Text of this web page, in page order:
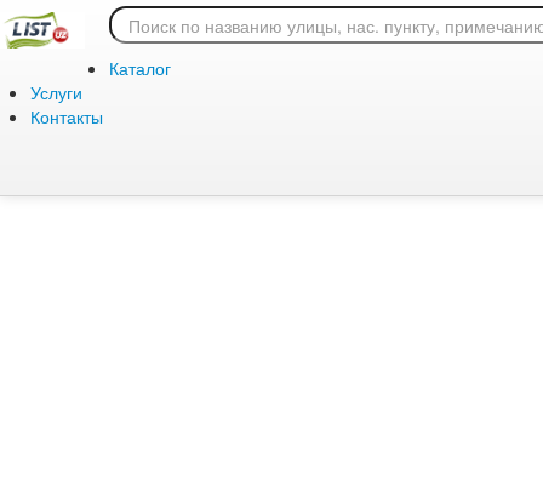
Каталог
Услуги
Контакты
Ошибка 404: страница